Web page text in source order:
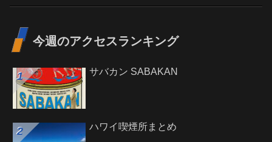
今週のアクセスランキング
サバカン SABAKAN
ハワイ喫煙所まとめ